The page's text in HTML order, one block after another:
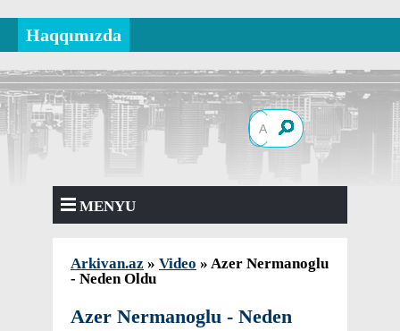
Haqqımızda
MENYU
Arkivan.az » Video » Azer Nermanoglu
- Neden Oldu
Azer Nermanoglu - Neden